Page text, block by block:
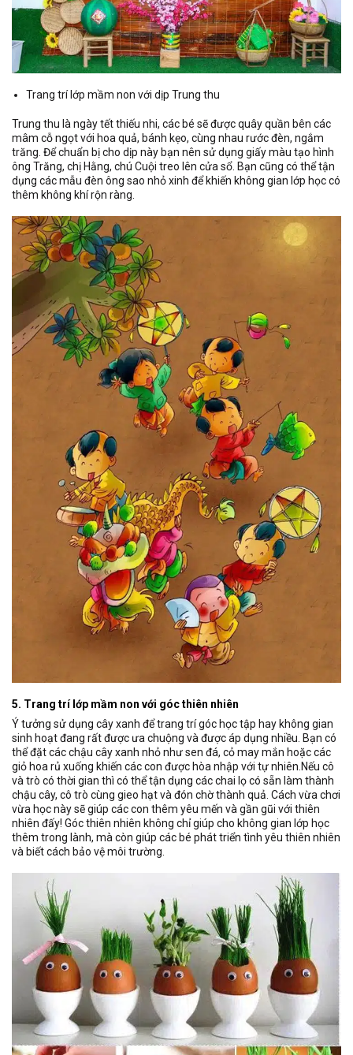
Trang trí lớp mầm non với dịp Trung thu
Trung thu là ngày tết thiếu nhi, các bé sẽ được quây quần bên các
mâm cỗ ngọt với hoa quả, bánh kẹo, cùng nhau rước đèn, ngắm
trăng. Để chuẩn bị cho dịp này bạn nên sử dụng giấy màu tạo hình
ông Trăng, chị Hằng, chú Cuội treo lên cửa sổ. Bạn cũng có thể tận
dụng các mẫu đèn ông sao nhỏ xinh để khiến không gian lớp học có
thêm không khí rộn ràng.
5. Trang trí lớp mầm non với góc thiên nhiên
Ý tưởng sử dụng cây xanh để trang trí góc học tập hay không gian
sinh hoạt đang rất được ưa chuộng và được áp dụng nhiều. Bạn có
thể đặt các chậu cây xanh nhỏ như sen đá, cỏ may mắn hoặc các
giỏ hoa rủ xuống khiến các con được hòa nhập với tự nhiên.Nếu cô
và trò có thời gian thì có thể tận dụng các chai lọ có sẵn làm thành
chậu cây, cô trò cùng gieo hạt và đón chờ thành quả. Cách vừa chơi
vừa học này sẽ giúp các con thêm yêu mến và gần gũi với thiên
nhiên đấy! Góc thiên nhiên không chỉ giúp cho không gian lớp học
thêm trong lành, mà còn giúp các bé phát triển tình yêu thiên nhiên
và biết cách bảo vệ môi trường.